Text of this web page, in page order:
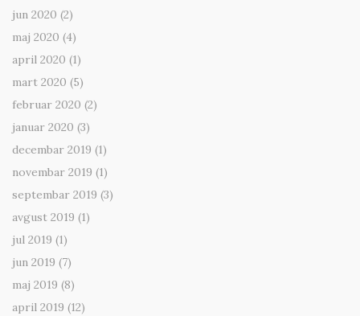
jun 2020 (2)
maj 2020 (4)
april 2020 (1)
mart 2020 (5)
februar 2020 (2)
januar 2020 (3)
decembar 2019 (1)
novembar 2019 (1)
septembar 2019 (3)
avgust 2019 (1)
jul 2019 (1)
jun 2019 (7)
maj 2019 (8)
april 2019 (12)